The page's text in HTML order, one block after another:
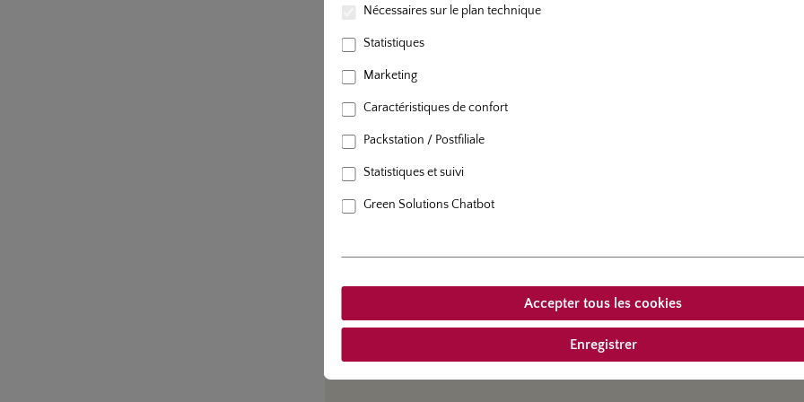
Rose en conteneur de 5 litres
- Feurio®
Plants racines-nues, qualité A
délai de livraison:de05.10.2026
disponibilité:Octobre
Nécessaires sur le plan technique
Statistiques
Marketing
Caractéristiques de confort
Packstation / Postfiliale
Statistiques et suivi
Green Solutions Chatbot
Accepter tous les cookies
Enregistrer